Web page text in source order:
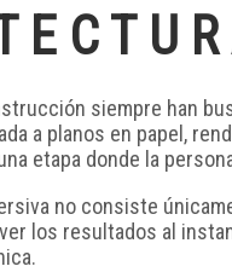
siempre han
a planos en papel,
etapa donde la
no consiste
los resultados al